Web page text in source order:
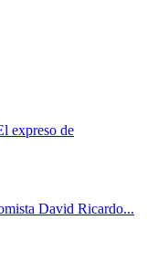
expreso de
David Ricardo...